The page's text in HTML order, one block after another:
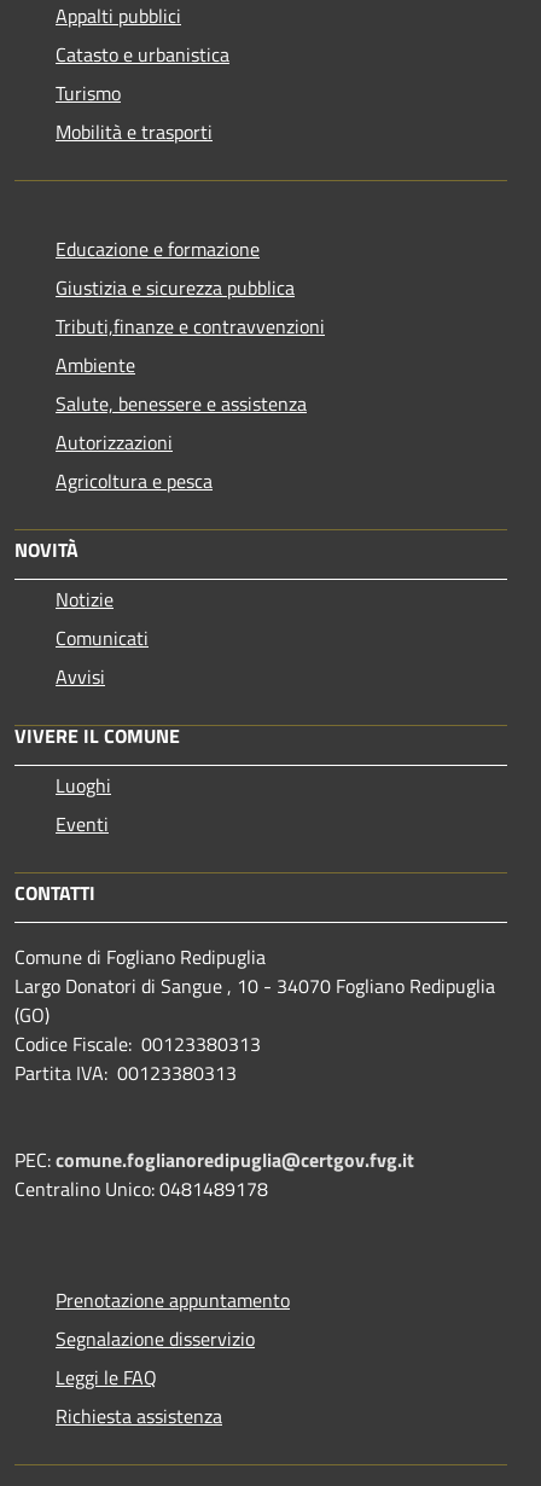
Appalti pubblici
Catasto e urbanistica
Turismo
Mobilità e trasporti
Educazione e formazione
Giustizia e sicurezza pubblica
Tributi,finanze e contravvenzioni
Ambiente
Salute, benessere e assistenza
Autorizzazioni
Agricoltura e pesca
NOVITÀ
Notizie
Comunicati
Avvisi
VIVERE IL COMUNE
Luoghi
Eventi
CONTATTI
Comune di Fogliano Redipuglia
Largo Donatori di Sangue , 10 - 34070 Fogliano Redipuglia
(GO)
Codice Fiscale: 00123380313
Partita IVA: 00123380313
PEC:comune.foglianoredipuglia@certgov.fvg.it
Centralino Unico: 0481489178
Prenotazione appuntamento
Segnalazione disservizio
Leggi le FAQ
Richiesta assistenza